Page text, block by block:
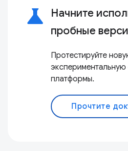
science
Начните
пробные
Протестируйте
платформы.
Прочтите